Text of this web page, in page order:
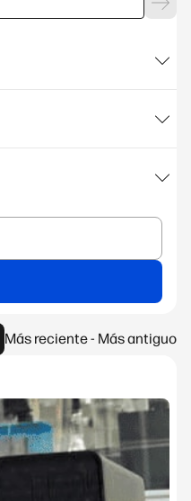
Más reciente - Más antiguo